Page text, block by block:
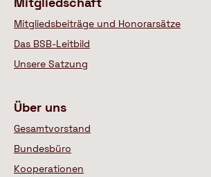
Mitgliedsbeiträge und Honorarsätze
Das BSB-Leitbild
Unsere Satzung
Über uns
Gesamtvorstand
Bundesbüro
Kooperationen